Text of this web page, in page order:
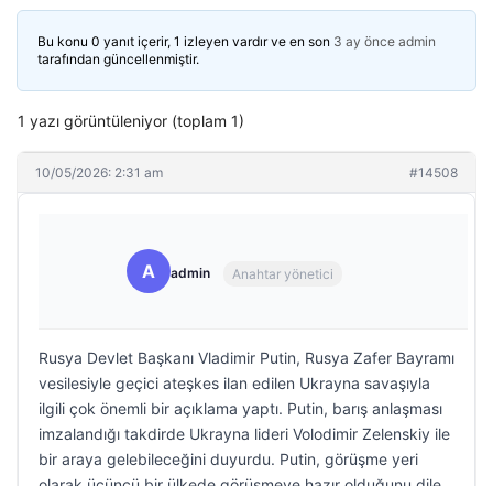
Bu konu 0 yanıt içerir, 1 izleyen vardır ve en son 3 ay önce admin
tarafından güncellenmiştir.
1 yazı görüntüleniyor (toplam 1)
10/05/2026: 2:31 am #14508
A admin Anahtar yönetici
Rusya Devlet Başkanı Vladimir Putin, Rusya Zafer Bayramı
vesilesiyle geçici ateşkes ilan edilen Ukrayna savaşıyla
ilgili çok önemli bir açıklama yaptı. Putin, barış anlaşması
imzalandığı takdirde Ukrayna lideri Volodimir Zelenskiy ile
bir araya gelebileceğini duyurdu. Putin, görüşme yeri